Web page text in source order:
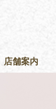
店舗案内